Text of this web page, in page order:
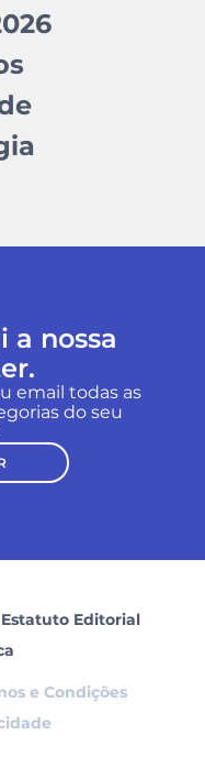
a nossa
email todas as
do seu
Estatuto Editorial
e Condições